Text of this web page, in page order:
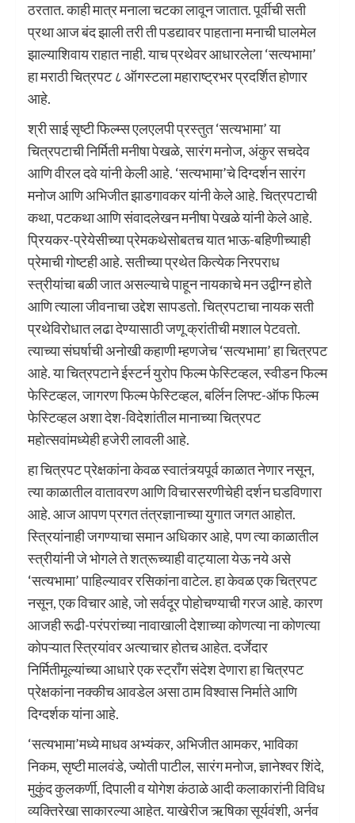
ठरतात. काही मात्र मनाला चटका लावून जातात. पूर्वीची सती
प्रथा आज बंद झाली तरी ती पडद्यावर पाहताना मनाची घालमेल
झाल्याशिवाय राहात नाही. याच प्रथेवर आधारलेला ‘सत्यभामा’
हा मराठी चित्रपट ८ ऑगस्टला महाराष्ट्रभर प्रदर्शित होणार
आहे.
श्री साई सृष्टी फिल्म्स एलएलपी प्रस्तुत ‘सत्यभामा’ या
चित्रपटाची निर्मिती मनीषा पेखळे, सारंग मनोज, अंकुर सचदेव
आणि वीरल दवे यांनी केली आहे. ‘सत्यभामा’चे दिग्दर्शन सारंग
मनोज आणि अभिजीत झाडगावकर यांनी केले आहे. चित्रपटाची
कथा, पटकथा आणि संवादलेखन मनीषा पेखळे यांनी केले आहे.
प्रियकर-प्रेयेसीच्या प्रेमकथेसोबतच यात भाऊ-बहिणीच्याही
प्रेमाची गोष्टही आहे. सतीच्या प्रथेत कित्येक निरपराध
स्त्रीयांचा बळी जात असल्याचे पाहून नायकाचे मन उद्वीग्न होते
आणि त्याला जीवनाचा उद्देश सापडतो. चित्रपटाचा नायक सती
प्रथेविरोधात लढा देण्यासाठी जणू क्रांतीची मशाल पेटवतो.
त्याच्या संघर्षाची अनोखी कहाणी म्हणजेच ‘सत्यभामा’ हा चित्रपट
आहे. या चित्रपटाने ईस्टर्न युरोप फिल्म फेस्टिव्हल, स्वीडन फिल्म
फेस्टिव्हल, जागरण फिल्म फेस्टिव्हल, बर्लिन लिफ्ट-ऑफ फिल्म
फेस्टिव्हल अशा देश-विदेशांतील मानाच्या चित्रपट
महोत्सवांमध्येही हजेरी लावली आहे.
हा चित्रपट प्रेक्षकांना केवळ स्वातंत्र्यपूर्व काळात नेणार नसून,
त्या काळातील वातावरण आणि विचारसरणीचेही दर्शन घडविणारा
आहे. आज आपण प्रगत तंत्रज्ञानाच्या युगात जगत आहोत.
स्त्रियांनाही जगण्याचा समान अधिकार आहे, पण त्या काळातील
स्त्रीयांनी जे भोगले ते शत्रूच्याही वाट्याला येऊ नये असे
‘सत्यभामा’ पाहिल्यावर रसिकांना वाटेल. हा केवळ एक चित्रपट
नसून, एक विचार आहे, जो सर्वदूर पोहोचण्याची गरज आहे. कारण
आजही रूढी-परंपरांच्या नावाखाली देशाच्या कोणत्या ना कोणत्या
कोपऱ्यात स्त्रियांवर अत्याचार होतच आहेत. दर्जेदार
निर्मितीमूल्यांच्या आधारे एक स्ट्राँग संदेश देणारा हा चित्रपट
प्रेक्षकांना नक्कीच आवडेल असा ठाम विश्वास निर्माते आणि
दिग्दर्शक यांना आहे.
‘सत्यभामा’मध्ये माधव अभ्यंकर, अभिजीत आमकर, भाविका
निकम, सृष्टी मालवंडे, ज्योती पाटील, सारंग मनोज, ज्ञानेश्वर शिंदे,
मुकुंद कुलकर्णी, दिपाली व योगेश कंठाळे आदी कलाकारांनी विविध
व्यक्तिरेखा साकारल्या आहेत. याखेरीज ऋषिका सूर्यवंशी, अर्नव